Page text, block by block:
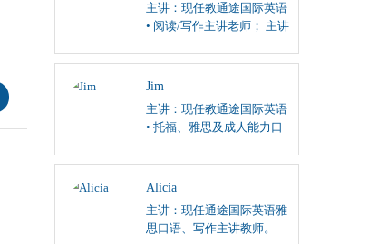
主讲：现任教通途国际英语
• 阅读/写作主讲老师； 主讲
阅读、英国文学课程；
Jim
主讲：现任教通途国际英语
• 托福、雅思及成人能力口
Alicia
主讲：现任通途国际英语雅
思口语、写作主讲教师。